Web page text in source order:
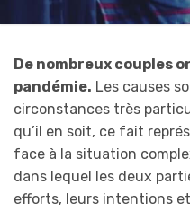
De nombreux couples
pandémie. Les causes
circonstances très
qu’il en soit, ce fait
face à la situation
dans lequel les deux
efforts, leurs intentions